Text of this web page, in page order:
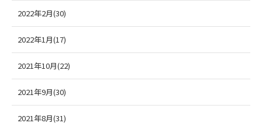
2022年2月(30)
2022年1月(17)
2021年10月(22)
2021年9月(30)
2021年8月(31)